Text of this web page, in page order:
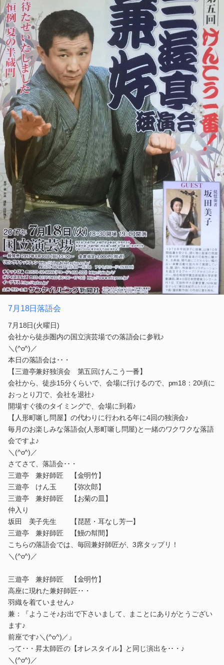
7月18日落語会
7月18日(火曜日)
会社から徒歩圏内の国立演芸場での落語会に参戦♪
＼(^o^)／
本日の落語会は･･・
【三遊亭兼好独演会 第五回けんこう一番】
会社から、徒歩15分くらいで、会場に行けるので、pm18：20頃に
おっとり刀で、会社を退社♪
開場すぐ後のタイミングで、会場に到着♪
【人形町噺し問屋】の代わりに行われる年に4回の独演会♪
毎月のお楽しみな落語会(人形町噺し問屋)と一緒のワクワクな落語
会ですよ♪
＼(^o^)／
さてさて、落語会･･・
三遊亭 兼好師匠 【金明竹】
三遊亭 けん玉 【弥次郎】
三遊亭 兼好師匠 【お菊の皿】
仲入り
坂田 美子先生 【琵琶・耳なし芳一】
三遊亭 兼好師匠 【鰻の幇間】
こちらの落語会では、毎回兼好師匠が、3席タップリ！
＼(^o^)／
三遊亭 兼好師匠 【金明竹】
高座に現れた兼好師匠･･・
羽織を着ていません♪
兼：『ようこそ♪お出で下さいまして、まことにありがとうござい
ます♪
前座です♪＼(^o^)／』
って･･・昇太師匠の【オレスタイル】と同じ演出を･･・♪
＼(^o^)／